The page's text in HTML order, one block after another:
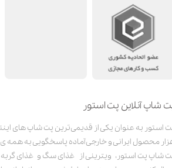
شاپ آنلاین پت استور
محصول ایرانی و خارجی آماده پاسخگویی به
شاپ پت استور، ویترینی از غذای سگ و غذای گربه